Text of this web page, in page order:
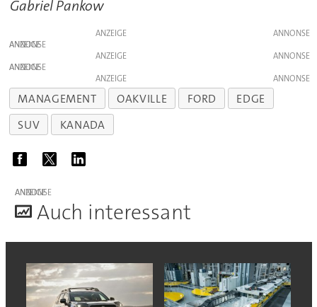
Gabriel Pankow
ANZEIGE
ANZEIGE
ANZEIGE
ANZEIGE
ANZEIGE
MANAGEMENT OAKVILLE FORD
EDGE
SUV
KANADA
ANZEIGE
Auch interessant